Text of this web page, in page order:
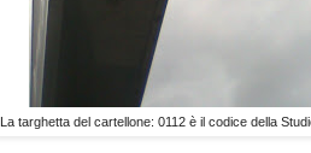
La targhetta del cartellone: 0112 è il codice della